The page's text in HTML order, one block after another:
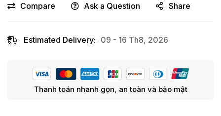
Compare Ask a Question Share
Estimated Delivery: 09 - 16 Th8, 2026
Thanh toán nhanh gọn, an toàn và bảo mật